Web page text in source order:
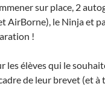
sur place, 2
AirBorne), le Ninja et
!
les élèves qui le
de leur brevet (et